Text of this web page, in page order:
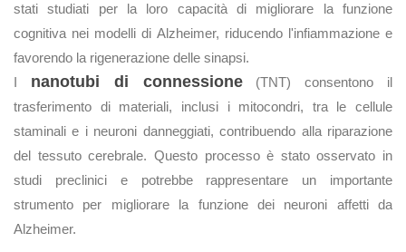
stati studiati per la loro capacità di migliorare la funzione
cognitiva nei modelli di Alzheimer, riducendo l'infiammazione e
favorendo la rigenerazione delle sinapsi.
I nanotubi di connessione(TNT) consentono il
trasferimento di materiali, inclusi i mitocondri, tra le cellule
staminali e i neuroni danneggiati, contribuendo alla riparazione
del tessuto cerebrale. Questo processo è stato osservato in
studi preclinici e potrebbe rappresentare un importante
strumento per migliorare la funzione dei neuroni affetti da
Alzheimer.